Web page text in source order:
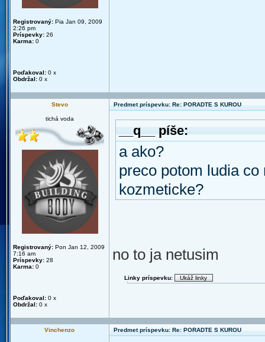
Registrovaný: Pia Jan 09, 2009
2:26 pm
Príspevky: 26
Karma: 0
Poďakoval: 0 x
Obdržal: 0 x
Stevo Predmet príspevku: Re: PORADTE S KUROU
tichá voda
Registrovaný: Pon Jan 12, 2009
7:16 am
Príspevky: 28
Karma: 0
Poďakoval: 0 x
Obdržal: 0 x
__q__ píše:
a ako?
preco potom ludia
kozmeticke?
no to ja netusim
Linky príspevku:
Vinchenzo Predmet príspevku: Re: PORADTE S KUROU